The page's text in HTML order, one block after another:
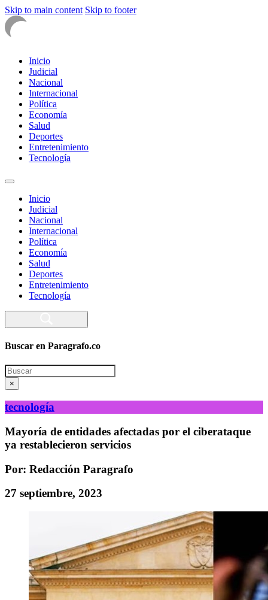
Skip to main content Skip to footer
Inicio
Judicial
Nacional
Internacional
Política
Economía
Salud
Deportes
Entretenimiento
Tecnología
Inicio
Judicial
Nacional
Internacional
Política
Economía
Salud
Deportes
Entretenimiento
Tecnología
Buscar en Paragrafo.co
Search
×
tecnología
Mayoría de entidades afectadas por el ciberataque
ya restablecieron servicios
Por: Redacción Paragrafo
27 septiembre, 2023